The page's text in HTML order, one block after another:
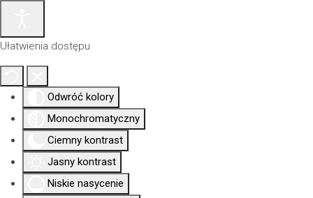
Ułatwienia dostępu
Odwróć kolory
Monochromatyczny
Ciemny kontrast
Jasny kontrast
Niskie nasycenie